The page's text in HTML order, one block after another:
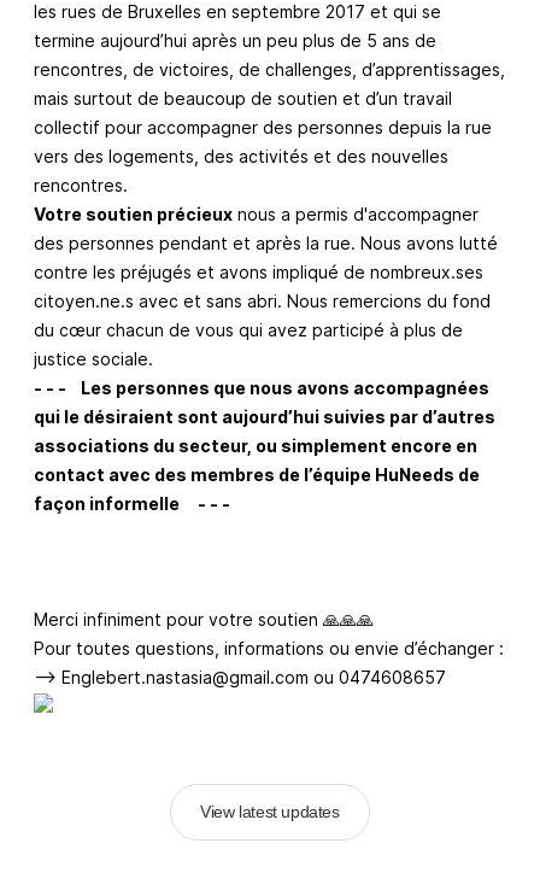
les rues de Bruxelles en septembre 2017 et qui se
termine aujourd’hui après un peu plus de 5 ans de
rencontres, de victoires, de challenges, d’apprentissages,
mais surtout de beaucoup de soutien et d’un travail
collectif pour accompagner des personnes depuis la rue
vers des logements, des activités et des nouvelles
rencontres.
Votre soutien précieux nous a permis d'accompagner
des personnes pendant et après la rue. Nous avons lutté
contre les préjugés et avons impliqué de nombreux.ses
citoyen.ne.s avec et sans abri. Nous remercions du fond
du cœur chacun de vous qui avez participé à plus de
justice sociale.
- - - Les personnes que nous avons accompagnées
qui le désiraient sont aujourd’hui suivies par d’autres
associations du secteur, ou simplement encore en
contact avec des membres de l’équipe HuNeeds de
façon informelle - - -
Merci infiniment pour votre soutien 🙏🙏🙏
Pour toutes questions, informations ou envie d’échanger :
--> Englebert.nastasia@gmail.com ou 0474608657
View latest updates